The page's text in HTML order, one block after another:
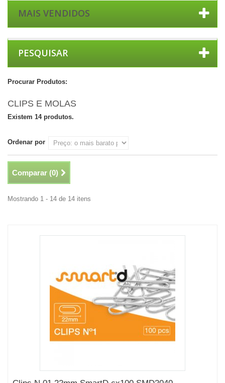
MAIS VENDIDOS
PESQUISAR
Procurar Produtos:
CLIPS E MOLAS
Existem 14 produtos.
Ordenar por
Comparar (0)
Mostrando 1 - 14 de 14 itens